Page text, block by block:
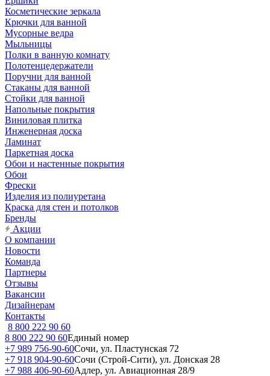
Косметические зеркала
Крючки для ванной
Мусорные ведра
Мыльницы
Полки в ванную комнату
Полотенцедержатели
Поручни для ванной
Стаканы для ванной
Стойки для ванной
Напольные покрытия
Виниловая плитка
Инженерная доска
Ламинат
Паркетная доска
Обои и настенные покрытия
Обои
Фрески
Изделия из полиуретана
Краска для стен и потолков
Бренды
Акции
О компании
Новости
Команда
Партнеры
Отзывы
Вакансии
Дизайнерам
Контакты
8 800 222 90 60
8 800 222 90 60Единый номер
+7 989 756-90-60Сочи, ул. Пластунская 72
+7 918 904-90-60Сочи (Строй-Сити), ул. Донская 28
+7 988 406-90-60Адлер, ул. Авиационная 28/9